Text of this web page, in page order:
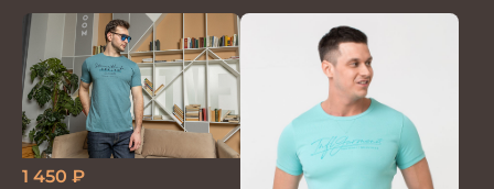
1 450 ₽